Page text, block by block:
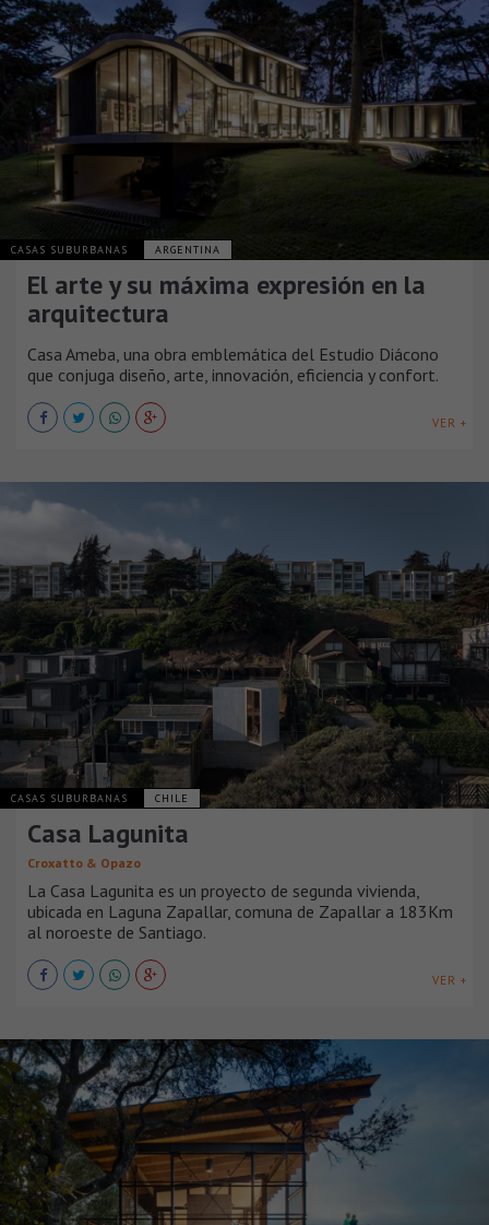
CASAS SUBURBANAS ARGENTINA
El arte y su máxima expresión en la
arquitectura
Casa Ameba, una obra emblemática del Estudio Diácono
que conjuga diseño, arte, innovación, eficiencia y confort.
VER +
CASAS SUBURBANAS CHILE
Casa Lagunita
Croxatto & Opazo
La Casa Lagunita es un proyecto de segunda vivienda,
ubicada en Laguna Zapallar, comuna de Zapallar a 183Km
al noroeste de Santiago.
VER +